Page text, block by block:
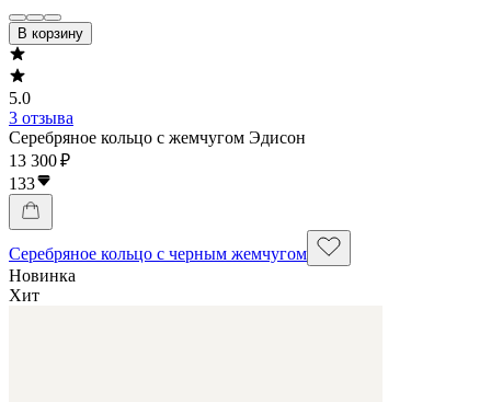
В корзину
5.0
3 отзыва
Серебряное кольцо с жемчугом Эдисон
13 300 ₽
133
Серебряное кольцо с черным жемчугом
Новинка
Хит